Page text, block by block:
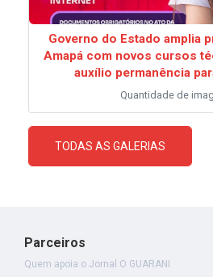
Governo do Estado amplia
Amapá com novos cursos
auxílio permanência
Quantidade de
TODAS AS GALERIAS
Parceiros
Quem apoia o Jornal O GUARANI